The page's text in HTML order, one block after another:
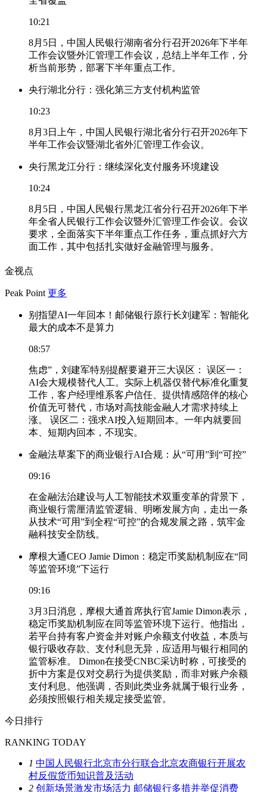
10:21
8月5日，中国人民银行湖南省分行召开2026年下半年
工作会议暨外汇管理工作会议，总结上半年工作，分
析当前形势，部署下半年重点工作。
央行湖北分行：强化第三方支付机构监管
10:23
8月3日上午，中国人民银行湖北省分行召开2026年下
半年工作会议暨湖北省外汇管理工作会议。
央行黑龙江分行：继续深化支付服务环境建设
10:24
8月5日，中国人民银行黑龙江省分行召开2026年下半
年全省人民银行工作会议暨外汇管理工作会议。会议
要求，全面落实下半年重点工作任务，重点抓好六方
面工作，其中包括扎实做好金融管理与服务。
金视点
Peak Point 更多
别指望AI一年回本！邮储银行原行长刘建军：智能化
最大的成本不是算力
08:57
焦虑”，刘建军特别提醒要避开三大误区： 误区一：
AI会大规模替代人工。实际上机器仅替代标准化重复
工作，客户经理维系客户信任、提供情感陪伴的核心
价值无可替代，市场对高技能金融人才需求持续上
涨。 误区二：强求AI投入短期回本。一年内就要回
本、短期内回本，不现实。
金融法草案下的商业银行AI合规：从“可用”到“可控”
09:16
在金融法治建设与人工智能技术双重变革的背景下，
商业银行需厘清监管逻辑、明晰发展方向，走出一条
从技术“可用”到全程“可控”的合规发展之路，筑牢金
融科技安全防线。
摩根大通CEO Jamie Dimon：稳定币奖励机制应在“同
等监管环境”下运行
09:16
3月3日消息，摩根大通首席执行官Jamie Dimon表示，
稳定币奖励机制应在同等监管环境下运行。他指出，
若平台持有客户资金并对账户余额支付收益，本质与
银行吸收存款、支付利息无异，应适用与银行相同的
监管标准。 Dimon在接受CNBC采访时称，可接受的
折中方案是仅对交易行为提供奖励，而非对账户余额
支付利息。他强调，否则此类业务就属于银行业务，
必须按照银行相关规定接受监管。
今日排行
RANKING TODAY
1 中国人民银行北京市分行联合北京农商银行开展农
村反假货币知识普及活动
2 创新场景激发市场活力 邮储银行多措并举促消费